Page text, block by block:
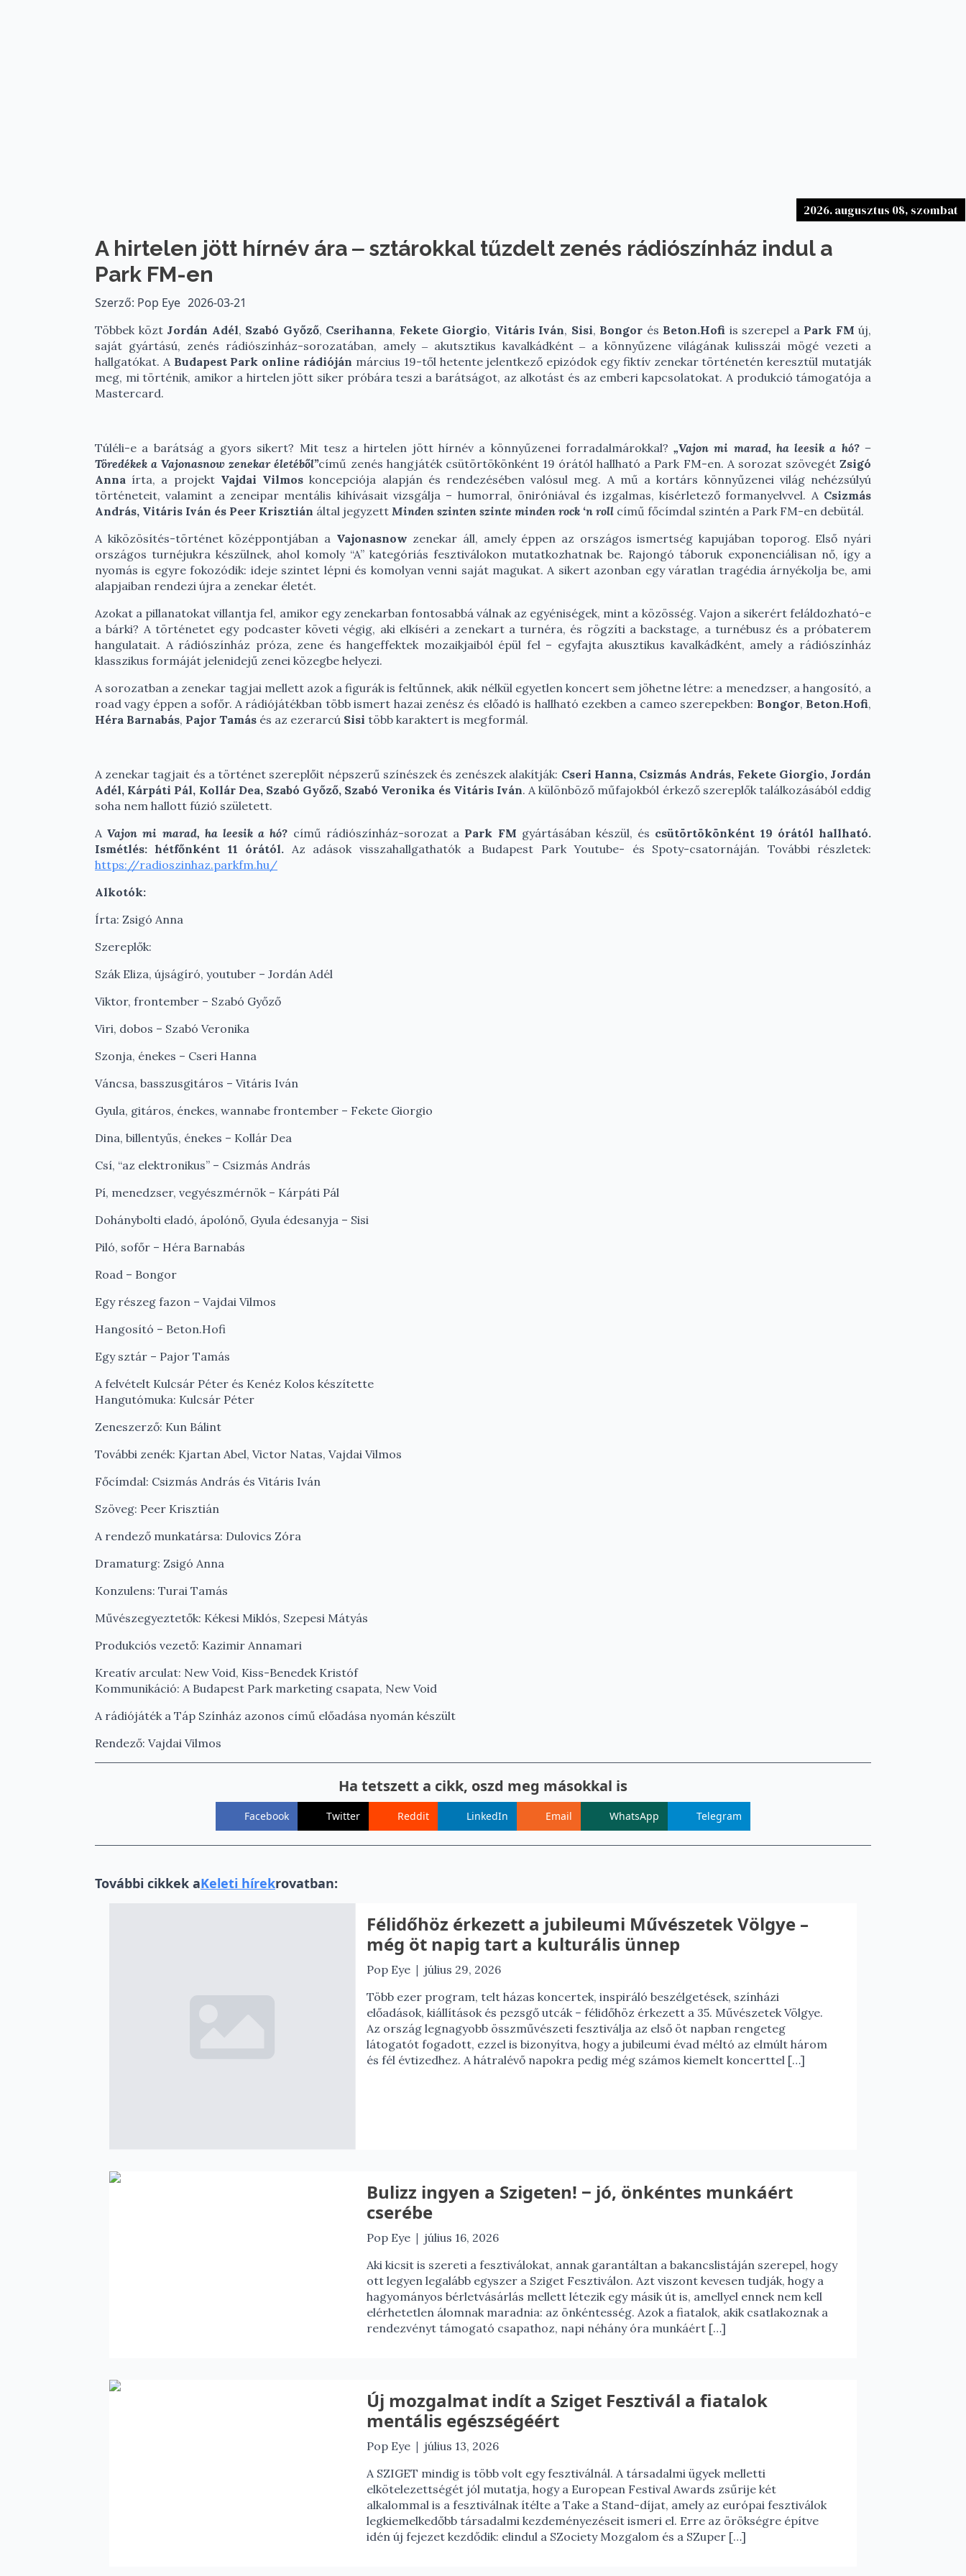
2026. augusztus 08, szombat
A hirtelen jött hírnév ára ‒ sztárokkal tűzdelt zenés rádiószínház indul a
Park FM-en
Szerző: Pop Eye 2026-03-21
Többek közt Jordán Adél, Szabó Győző, Cserihanna, Fekete Giorgio, Vitáris Iván, Sisi, Bongor és Beton.Hofi is szerepel a Park FM új,
saját gyártású, zenés rádiószínház-sorozatában, amely ‒ akutsztikus kavalkádként ‒ a könnyűzene világának kulisszái mögé vezeti a
hallgatókat. A Budapest Park online rádióján március 19-től hetente jelentkező epizódok egy fiktív zenekar történetén keresztül mutatják
meg, mi történik, amikor a hirtelen jött siker próbára teszi a barátságot, az alkotást és az emberi kapcsolatokat. A produkció támogatója a
Mastercard.
Túléli-e a barátság a gyors sikert? Mit tesz a hirtelen jött hírnév a könnyűzenei forradalmárokkal?„Vajon mi marad, ha leesik a hó? –
Töredékek a Vajonasnow zenekar életéből”című zenés hangjáték csütörtökönként 19 órától hallható a Park FM-en. A sorozat szövegétZsigó
Anna írta, a projektVajdai Vilmos koncepciója alapján és rendezésében valósul meg. A mű a kortárs könnyűzenei világ nehézsúlyú
történeteit, valamint a zeneipar mentális kihívásait vizsgálja – humorral, öniróniával és izgalmas, kísérletező formanyelvvel. A Csizmás
András, Vitáris Iván és Peer Krisztián által jegyzett Minden szinten szinte minden rock ‘n roll című főcímdal szintén a Park FM-en debütál.
A kiközösítés-történet középpontjában a Vajonasnow zenekar áll, amely éppen az országos ismertség kapujában toporog. Első nyári
országos turnéjukra készülnek, ahol komoly “A” kategóriás fesztiválokon mutatkozhatnak be. Rajongó táboruk exponenciálisan nő, így a
nyomás is egyre fokozódik: ideje szintet lépni és komolyan venni saját magukat. A sikert azonban egy váratlan tragédia árnyékolja be, ami
alapjaiban rendezi újra a zenekar életét.
Azokat a pillanatokat villantja fel, amikor egy zenekarban fontosabbá válnak az egyéniségek, mint a közösség. Vajon a sikerért feláldozható-e
a bárki? A történetet egy podcaster követi végig, aki elkíséri a zenekart a turnéra, és rögzíti a backstage, a turnébusz és a próbaterem
hangulatait. A rádiószínház próza, zene és hangeffektek mozaikjaiból épül fel – egyfajta akusztikus kavalkádként, amely a rádiószínház
klasszikus formáját jelenidejű zenei közegbe helyezi.
A sorozatban a zenekar tagjai mellett azok a figurák is feltűnnek, akik nélkül egyetlen koncert sem jöhetne létre: a menedzser, a hangosító, a
road vagy éppen a sofőr. A rádiójátékban több ismert hazai zenész és előadó is hallható ezekben a cameo szerepekben: Bongor, Beton.Hofi,
Héra Barnabás, Pajor Tamás és az ezerarcú Sisi több karaktert is megformál.
A zenekar tagjait és a történet szereplőit népszerű színészek és zenészek alakítják: Cseri Hanna, Csizmás András, Fekete Giorgio, Jordán
Adél, Kárpáti Pál, Kollár Dea, Szabó Győző, Szabó Veronika és Vitáris Iván. A különböző műfajokból érkező szereplők találkozásából eddig
soha nem hallott fúzió született.
AVajon mi marad, ha leesik a hó? című rádiószínház-sorozat a Park FM gyártásában készül, és csütörtökönként 19 órától hallható.
Ismétlés: hétfőnként 11 órától. Az adások visszahallgathatók a Budapest Park Youtube- és Spoty-csatornáján. További részletek:
https://radioszinhaz.parkfm.hu/
Alkotók:
Írta: Zsigó Anna
Szereplők:
Szák Eliza, újságíró, youtuber – Jordán Adél
Viktor, frontember – Szabó Győző
Viri, dobos – Szabó Veronika
Szonja, énekes – Cseri Hanna
Váncsa, basszusgitáros – Vitáris Iván
Gyula, gitáros, énekes, wannabe frontember – Fekete Giorgio
Dina, billentyűs, énekes – Kollár Dea
Csí, “az elektronikus” – Csizmás András
Pí, menedzser, vegyészmérnök – Kárpáti Pál
Dohánybolti eladó, ápolónő, Gyula édesanyja – Sisi
Piló, sofőr – Héra Barnabás
Road – Bongor
Egy részeg fazon – Vajdai Vilmos
Hangosító – Beton.Hofi
Egy sztár – Pajor Tamás
A felvételt Kulcsár Péter és Kenéz Kolos készítette
Hangutómuka: Kulcsár Péter
Zeneszerző: Kun Bálint
További zenék: Kjartan Abel, Victor Natas, Vajdai Vilmos
Főcímdal: Csizmás András és Vitáris Iván
Szöveg: Peer Krisztián
A rendező munkatársa: Dulovics Zóra
Dramaturg: Zsigó Anna
Konzulens: Turai Tamás
Művészegyeztetők: Kékesi Miklós, Szepesi Mátyás
Produkciós vezető: Kazimir Annamari
Kreatív arculat: New Void, Kiss-Benedek Kristóf
Kommunikáció: A Budapest Park marketing csapata, New Void
A rádiójáték a Táp Színház azonos című előadása nyomán készült
Rendező: Vajdai Vilmos
Ha tetszett a cikk, oszd meg másokkal is
Facebook Twitter Reddit LinkedIn Email WhatsApp Telegram
További cikkek aKeleti hírekrovatban:
Félidőhöz érkezett a jubileumi Művészetek Völgye –
még öt napig tart a kulturális ünnep
Pop Eye | július 29, 2026
Több ezer program, telt házas koncertek, inspiráló beszélgetések, színházi
előadások, kiállítások és pezsgő utcák – félidőhöz érkezett a 35. Művészetek Völgye.
Az ország legnagyobb összművészeti fesztiválja az első öt napban rengeteg
látogatót fogadott, ezzel is bizonyítva, hogy a jubileumi évad méltó az elmúlt három
és fél évtizedhez. A hátralévő napokra pedig még számos kiemelt koncerttel […]
Bulizz ingyen a Szigeten! ‒ jó, önkéntes munkáért
cserébe
Pop Eye | július 16, 2026
Aki kicsit is szereti a fesztiválokat, annak garantáltan a bakancslistáján szerepel, hogy
ott legyen legalább egyszer a Sziget Fesztiválon. Azt viszont kevesen tudják, hogy a
hagyományos bérletvásárlás mellett létezik egy másik út is, amellyel ennek nem kell
elérhetetlen álomnak maradnia: az önkéntesség. Azok a fiatalok, akik csatlakoznak a
rendezvényt támogató csapathoz, napi néhány óra munkáért […]
Új mozgalmat indít a Sziget Fesztivál a fiatalok
mentális egészségéért
Pop Eye | július 13, 2026
A SZIGET mindig is több volt egy fesztiválnál. A társadalmi ügyek melletti
elkötelezettségét jól mutatja, hogy a European Festival Awards zsűrije két
alkalommal is a fesztiválnak ítélte a Take a Stand-díjat, amely az európai fesztiválok
legkiemelkedőbb társadalmi kezdeményezéseit ismeri el. Erre az örökségre építve
idén új fejezet kezdődik: elindul a SZociety Mozgalom és a SZuper […]